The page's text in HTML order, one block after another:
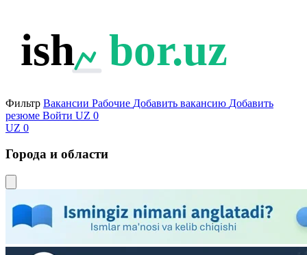
ish bor.uz
Фильтр Вакансии Рабочие Добавить вакансию Добавить
резюме Войти UZ 0
UZ 0
Города и области